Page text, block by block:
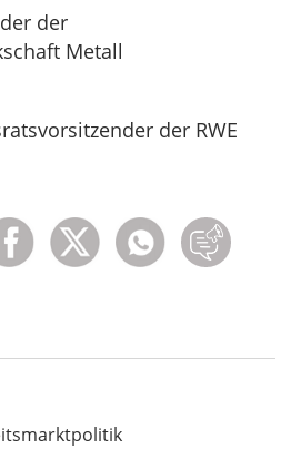
der
Metall
der RWE